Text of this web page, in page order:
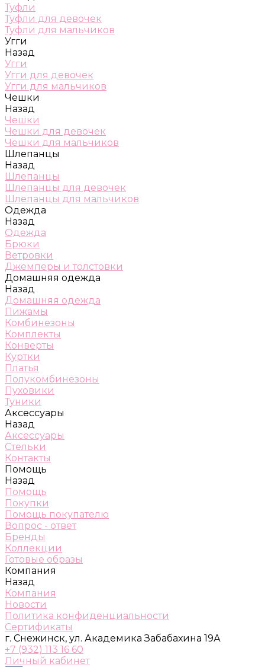
Туфли
Туфли для девочек
Туфли для мальчиков
Угги
Назад
Угги
Угги для девочек
Угги для мальчиков
Чешки
Назад
Чешки
Чешки для девочек
Чешки для мальчиков
Шлепанцы
Назад
Шлепанцы
Шлепанцы для девочек
Шлепанцы для мальчиков
Одежда
Назад
Одежда
Брюки
Ветровки
Джемперы и толстовки
Домашняя одежда
Назад
Домашняя одежда
Пижамы
Комбинезоны
Комплекты
Конверты
Куртки
Платья
Полукомбинезоны
Пуховики
Туники
Аксессуары
Назад
Аксессуары
Стельки
Контакты
Помощь
Назад
Помощь
Покупки
Помощь покупателю
Вопрос - ответ
Бренды
Коллекции
Готовые образы
Компания
Назад
Компания
Новости
Политика конфиденциальности
Сертификаты
г. Снежинск, ул. Академика Забабахина 19А
+7 (932) 113 16 60
Личный кабинет